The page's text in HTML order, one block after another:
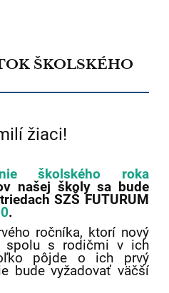
ŠKOLSKÉHO
žiaci!
školského roka
našej školy sa bude
SZŠ FUTURUM
.
ročníka, ktorí nový
spolu s rodičmi v ich
pôjde o ich prvý
bude vyžadovať väčší